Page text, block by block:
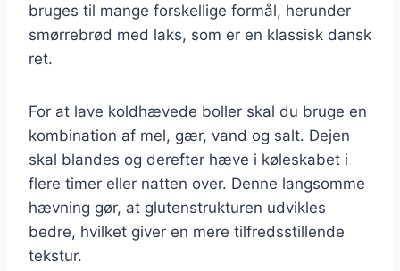
bruges til mange forskellige formål, herunder
smørrebrød med laks, som er en klassisk dansk
ret.
For at lave koldhævede boller skal du bruge en
kombination af mel, gær, vand og salt. Dejen
skal blandes og derefter hæve i køleskabet i
flere timer eller natten over. Denne langsomme
hævning gør, at glutenstrukturen udvikles
bedre, hvilket giver en mere tilfredsstillende
tekstur.